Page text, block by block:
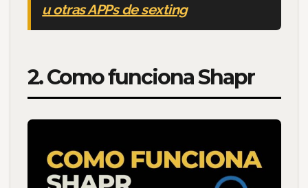
u otras APPs de sexting
2. Como funciona Shapr